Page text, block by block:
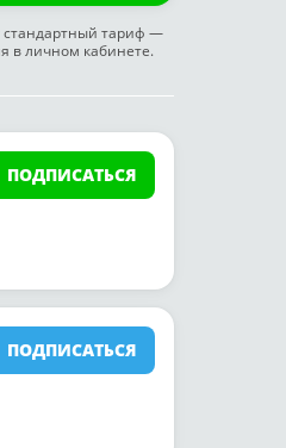
стандартный тариф —
в личном кабинете.
ПОДПИСАТЬСЯ
ПОДПИСАТЬСЯ